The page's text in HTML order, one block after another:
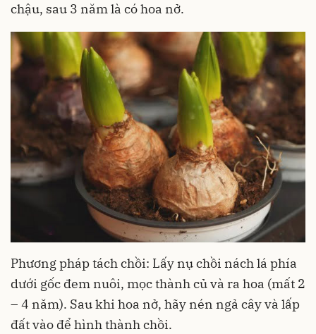
chậu, sau 3 năm là có hoa nở.
Phương pháp tách chồi: Lấy nụ chồi nách lá phía
dưới gốc đem nuôi, mọc thành củ và ra hoa (mất 2
– 4 năm). Sau khi hoa nở, hãy nén ngả cây và lấp
đất vào để hình thành chồi.